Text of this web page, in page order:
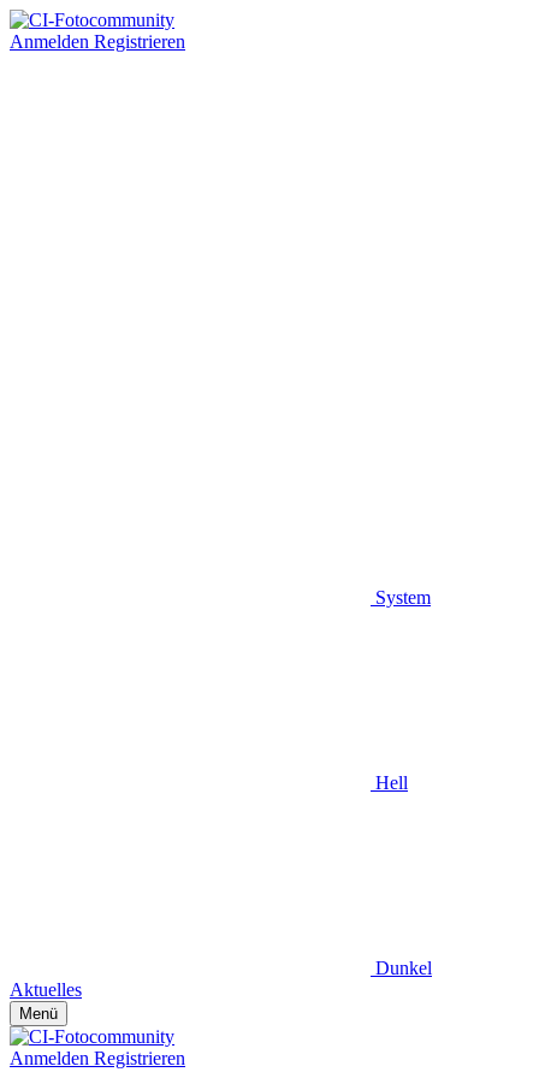
Anmelden Registrieren
System
Hell
Dunkel
Aktuelles
Menü
Anmelden Registrieren